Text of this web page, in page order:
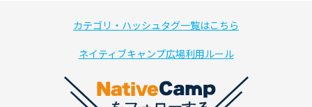
カテゴリ・ハッシュタグ一覧はこちら
ネイティブキャンプ広場利用ルール